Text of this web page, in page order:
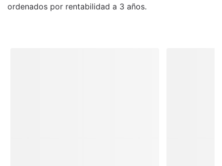
ordenados por rentabilidad a 3 años.